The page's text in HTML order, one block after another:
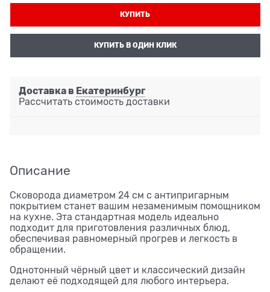
КУПИТЬ
КУПИТЬ В ОДИН КЛИК
Доставка в Екатеринбург
Рассчитать стоимость доставки
Описание
Сковорода диаметром 24 см с антипригарным
покрытием станет вашим незаменимым помощником
на кухне. Эта стандартная модель идеально
подходит для приготовления различных блюд,
обеспечивая равномерный прогрев и легкость в
обращении.
Однотонный чёрный цвет и классический дизайн
делают её подходящей для любого интерьера.